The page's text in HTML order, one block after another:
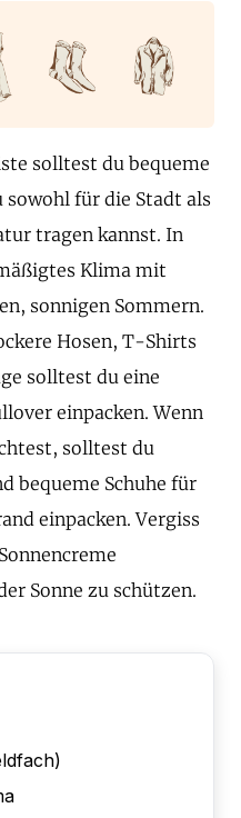
solltest du bequeme
sowohl für die Stadt als
tragen kannst. In
Klima mit
sonnigen Sommern.
Hosen, T-Shirts
solltest du eine
einpacken. Wenn
solltest du
bequeme Schuhe für
einpacken. Vergiss
Sonne zu schützen.